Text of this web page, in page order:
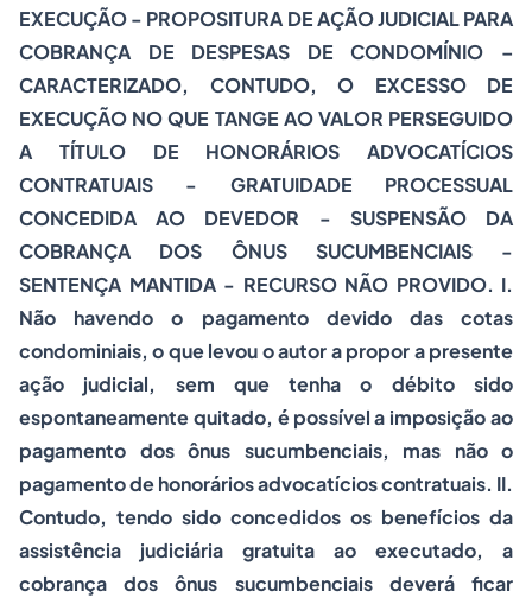
EXECUÇÃO - PROPOSITURA DE AÇÃO JUDICIAL PARA
COBRANÇA DE DESPESAS DE CONDOMÍNIO –
CARACTERIZADO, CONTUDO, O EXCESSO DE
EXECUÇÃO NO QUE TANGE AO VALOR PERSEGUIDO
A TÍTULO DE HONORÁRIOS ADVOCATÍCIOS
CONTRATUAIS - GRATUIDADE PROCESSUAL
CONCEDIDA AO DEVEDOR - SUSPENSÃO DA
COBRANÇA DOS ÔNUS SUCUMBENCIAIS -
SENTENÇA MANTIDA - RECURSO NÃO PROVIDO. I.
Não havendo o pagamento devido das cotas
condominiais, o que levou o autor a propor a presente
ação judicial, sem que tenha o débito sido
espontaneamente quitado, é possível a imposição ao
pagamento dos ônus sucumbenciais, mas não o
pagamento de honorários advocatícios contratuais. II.
Contudo, tendo sido concedidos os benefícios da
assistência judiciária gratuita ao executado, a
cobrança dos ônus sucumbenciais deverá ficar